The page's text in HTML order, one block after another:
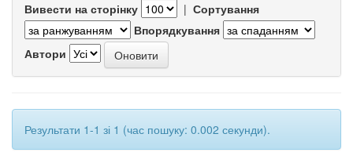
Вивести на сторінку | Сортування
Впорядкування
Автори
Результати 1-1 зі 1 (час пошуку: 0.002 секунди).